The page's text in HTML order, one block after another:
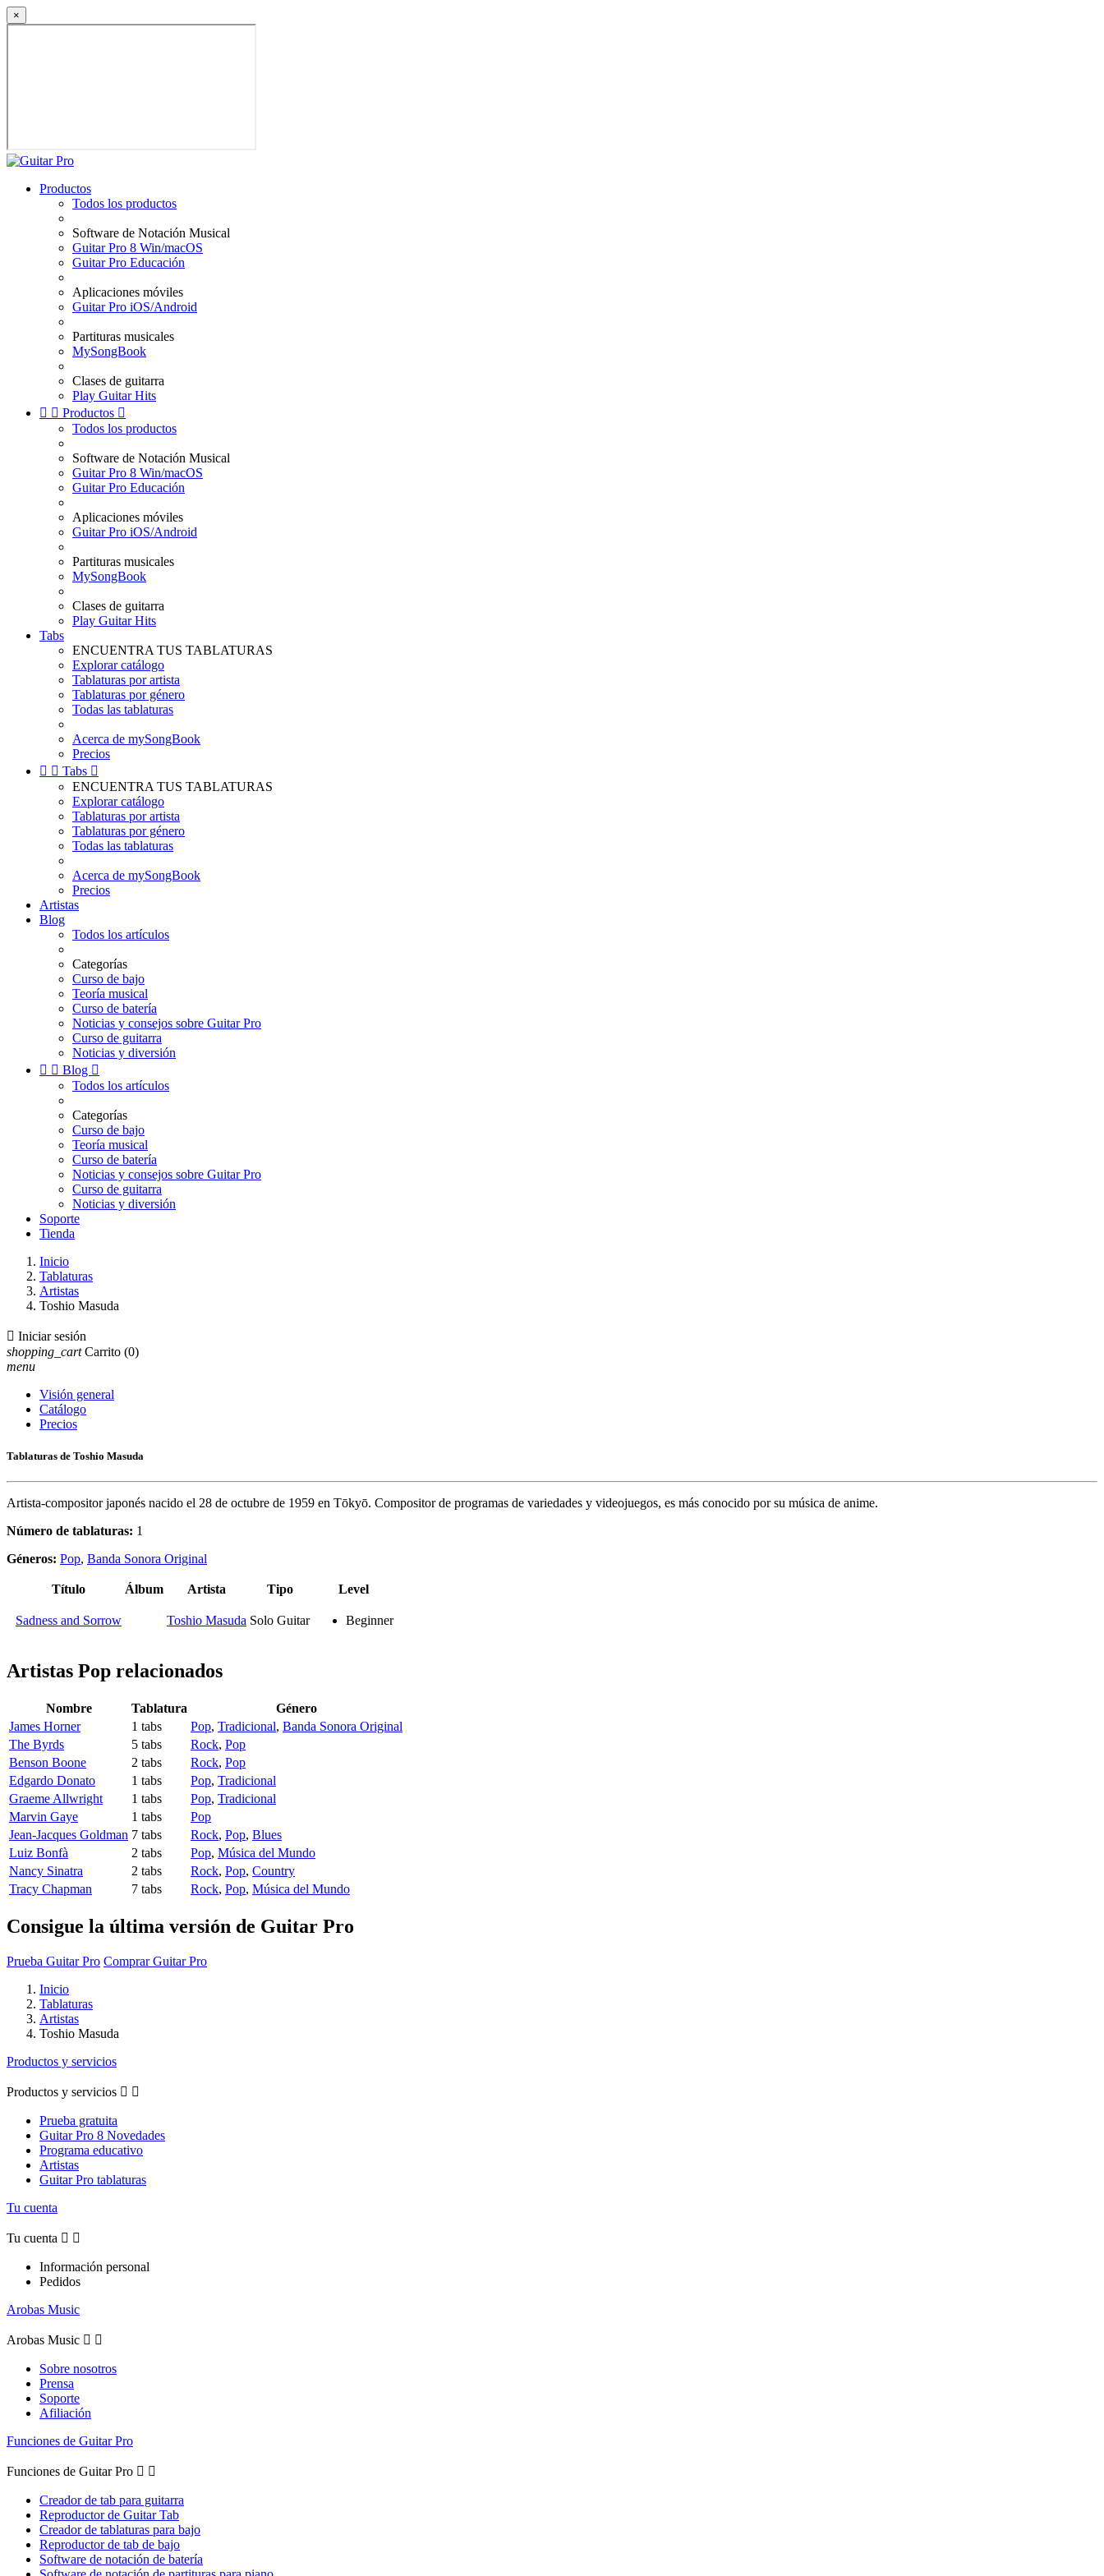
×
Productos
Todos los productos
Software de Notación Musical
Guitar Pro 8 Win/macOS
Guitar Pro Educación
Aplicaciones móviles
Guitar Pro iOS/Android
Partituras musicales
MySongBook
Clases de guitarra
Play Guitar Hits
  Productos 
Todos los productos
Software de Notación Musical
Guitar Pro 8 Win/macOS
Guitar Pro Educación
Aplicaciones móviles
Guitar Pro iOS/Android
Partituras musicales
MySongBook
Clases de guitarra
Play Guitar Hits
Tabs
ENCUENTRA TUS TABLATURAS
Explorar catálogo
Tablaturas por artista
Tablaturas por género
Todas las tablaturas
Acerca de mySongBook
Precios
  Tabs 
ENCUENTRA TUS TABLATURAS
Explorar catálogo
Tablaturas por artista
Tablaturas por género
Todas las tablaturas
Acerca de mySongBook
Precios
Artistas
Blog
Todos los artículos
Categorías
Curso de bajo
Teoría musical
Curso de batería
Noticias y consejos sobre Guitar Pro
Curso de guitarra
Noticias y diversión
  Blog 
Todos los artículos
Categorías
Curso de bajo
Teoría musical
Curso de batería
Noticias y consejos sobre Guitar Pro
Curso de guitarra
Noticias y diversión
Soporte
Tienda
Inicio
Tablaturas
Artistas
Toshio Masuda
 Iniciar sesión
shopping_cart Carrito (0)
menu
Visión general
Catálogo
Precios
Tablaturas de Toshio Masuda
Artista-compositor japonés nacido el 28 de octubre de 1959 en Tōkyō. Compositor de programas de variedades y videojuegos, es más conocido por su música de anime.
Número de tablaturas: 1
Géneros: Pop, Banda Sonora Original
Título Álbum Artista Tipo Level
Sadness and Sorrow Toshio Masuda Solo Guitar Beginner
Artistas Pop relacionados
Nombre Tablatura
Género
James Horner
1 tabs Pop, Tradicional, Banda Sonora Original
The Byrds
5 tabs Rock, Pop
Benson Boone
2 tabs Rock, Pop
Edgardo Donato
1 tabs Pop, Tradicional
Graeme Allwright
1 tabs Pop, Tradicional
Marvin Gaye
1 tabs
Pop
Jean-Jacques Goldman 7 tabs Rock, Pop, Blues
Luiz Bonfà
2 tabs Pop, Música del Mundo
Nancy Sinatra
2 tabs Rock, Pop, Country
Tracy Chapman
7 tabs Rock, Pop, Música del Mundo
Consigue la última versión de Guitar Pro
Prueba Guitar Pro Comprar Guitar Pro
Inicio
Tablaturas
Artistas
Toshio Masuda
Productos y servicios
Productos y servicios  
Prueba gratuita
Guitar Pro 8 Novedades
Programa educativo
Artistas
Guitar Pro tablaturas
Tu cuenta
Tu cuenta  
Información personal
Pedidos
Arobas Music
Arobas Music  
Sobre nosotros
Prensa
Soporte
Afiliación
Funciones de Guitar Pro
Funciones de Guitar Pro  
Creador de tab para guitarra
Reproductor de Guitar Tab
Creador de tablaturas para bajo
Reproductor de tab de bajo
Software de notación de batería